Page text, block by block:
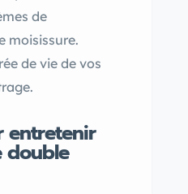
de
moisissure.
de vie de vos
entretenir
double